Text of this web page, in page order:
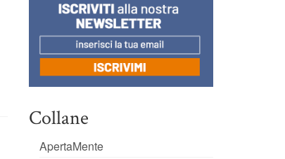
Collane
ApertaMente